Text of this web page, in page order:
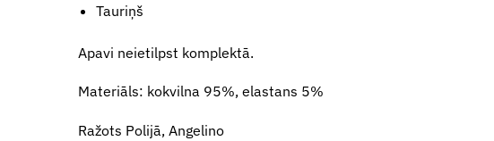
Tauriņš
Apavi neietilpst komplektā.
Materiāls: kokvilna 95%, elastans 5%
Ražots Polijā, Angelino